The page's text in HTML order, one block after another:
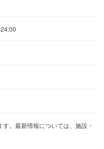
。最新情報については、施設・